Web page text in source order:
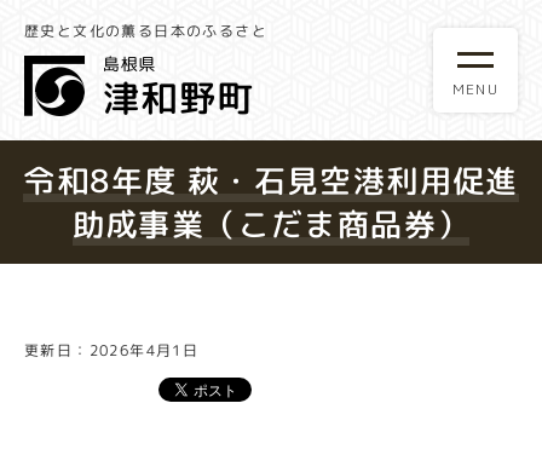
歴史と文化の薫る日本のふるさと
令和8年度 萩・石見空港利用促進
助成事業（こだま商品券）
更新日：2026年4月1日